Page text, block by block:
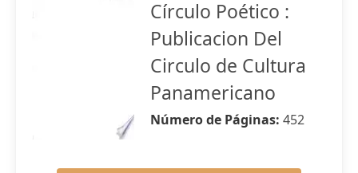
Círculo Poético :
Publicacion Del
Circulo de Cultura
Panamericano
Número de Páginas: 452